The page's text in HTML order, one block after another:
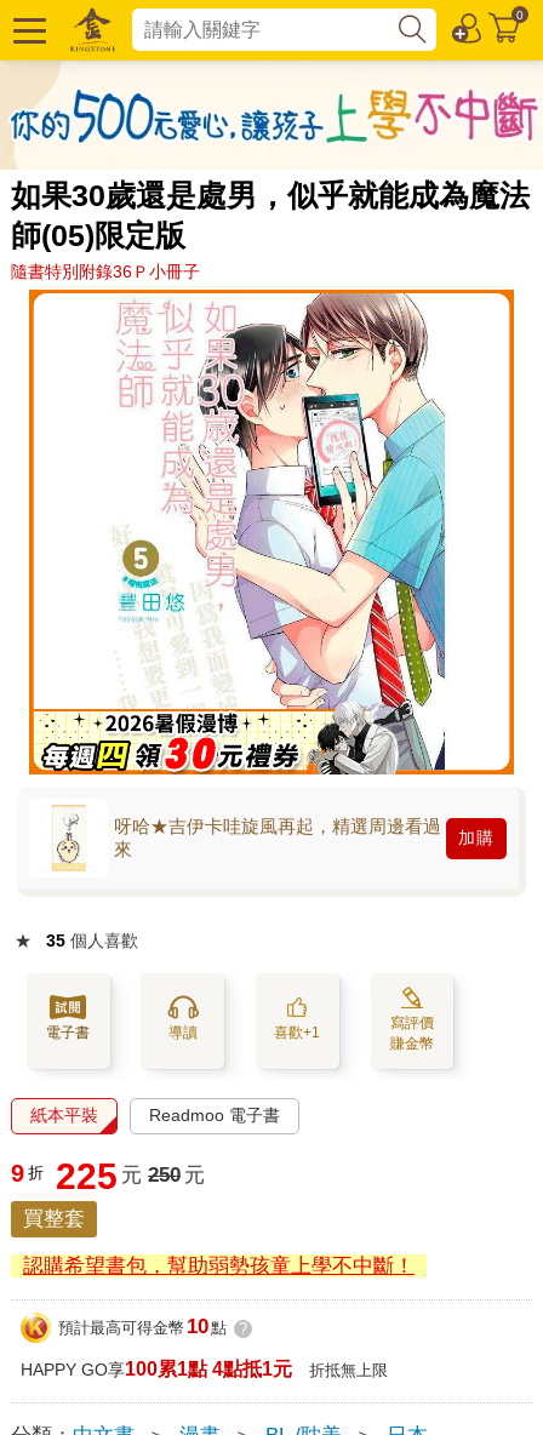
0
如果30歲還是處男，似乎就能成為魔法
師(05)限定版
隨書特別附錄36Ｐ小冊子
呀哈★吉伊卡哇旋風再起，精選周邊看過
來
加購
★ 35 個人喜歡
電子書 導讀 喜歡+1
寫評價
賺金幣
紙本平裝 Readmoo 電子書
9 折 225 元 250 元
買整套
認購希望書包，幫助弱勢孩童上學不中斷！
預計最高可得金幣 10點 ?
HAPPY GO享100累1點 4點抵1元 折抵無上限